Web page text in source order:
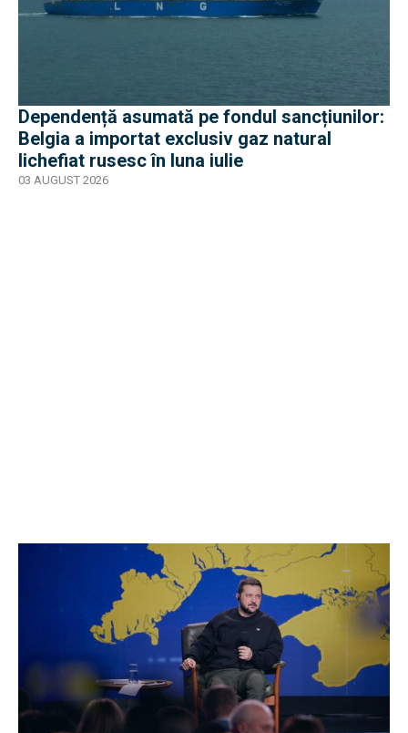
Dependență asumată pe fondul sancțiunilor:
Belgia a importat exclusiv gaz natural
lichefiat rusesc în luna iulie
03 AUGUST 2026